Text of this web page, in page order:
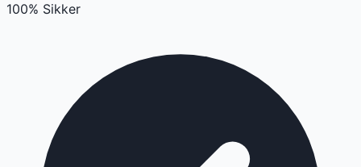
100% Sikker